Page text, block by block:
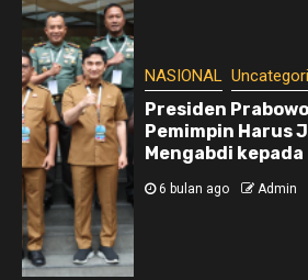
NASIONAL
Presiden
Pemimpin Harus
Mengabdi
6 bulan ago Admin